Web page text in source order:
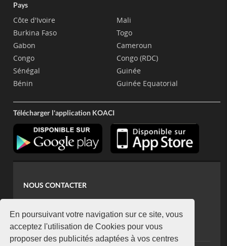
En poursuivant votre navigation sur ce site, vous
acceptez l'utilisation de Cookies pour vous
proposer des publicités adaptées à vos centres
Pays
Côte d'Ivoire
Burkina Faso
Gabon
Congo
Sénégal
Bénin
Mali
Togo
Cameroun
Congo (RDC)
Guinée
Guinée Equatorial
Télécharger l'application KOACI
NOUS CONTACTER
koaci@yahoo.fr
+225 07 08 85 52 93